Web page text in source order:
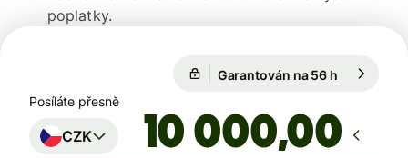
poplatky.
Garantován na 56 h
Posíláte přesně
CZK ,00